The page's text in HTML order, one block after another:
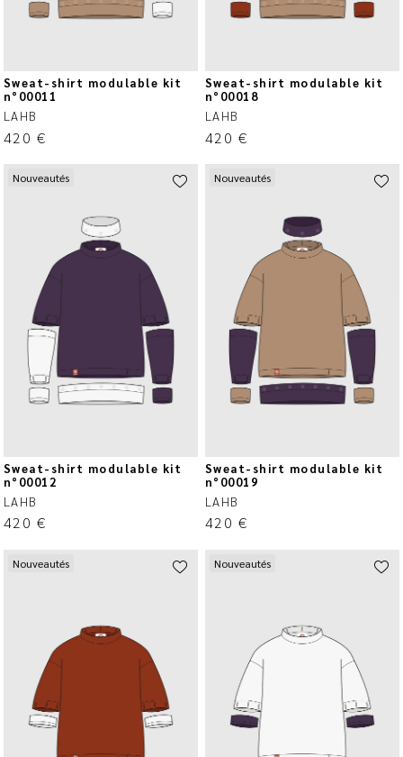
Sweat-shirt modulable kit
n°00011
LAHB
420 €
Sweat-shirt modulable kit
n°00018
LAHB
420 €
Nouveautés
Sweat-shirt modulable kit
n°00012
LAHB
420 €
Nouveautés
Sweat-shirt modulable kit
n°00019
LAHB
420 €
Nouveautés Nouveautés